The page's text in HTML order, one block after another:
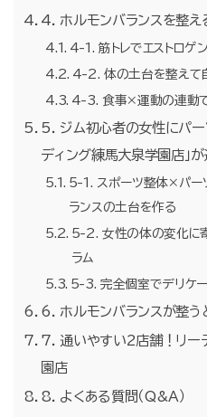
4. ホルモンバランスを整え
4-1. 筋トレでエストロゲ
4-2. 体の土台を整えて
4-3. 食事×運動の連動
5. ジム初心者の女性にパー
ディング練馬大泉学園店」
5-1. スポーツ整体×パー
ランスの土台を作る
5-2. 女性の体の変化に
ラム
5-3. 完全個室でデリケ
6. ホルモンバランスが整う
7. 通いやすい2店舗！リー
園店
8. よくある質問（Q&A）